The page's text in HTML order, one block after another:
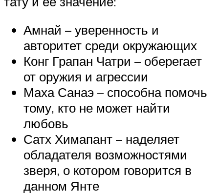
Амнай – уверенность и
авторитет среди окружающих
Конг Грапан Чатри – оберегает
от оружия и агрессии
Маха Санаэ – способна помочь
тому, кто не может найти
любовь
Сатх Химапант – наделяет
обладателя возможностями
зверя, о котором говорится в
данном Янте